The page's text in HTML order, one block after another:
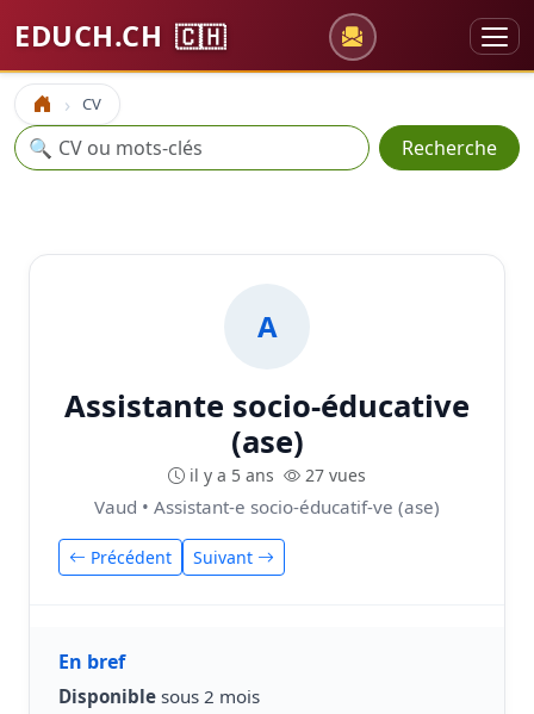
EDUCH.CH 🇨🇭
Accueil CV
Recherche
🔍 Recherche
A
Assistante socio-éducative
(ase)
il y a 5 ans 27 vues
Vaud • Assistant-e socio-éducatif-ve (ase)
Précédent Suivant
En bref
Disponible sous 2 mois